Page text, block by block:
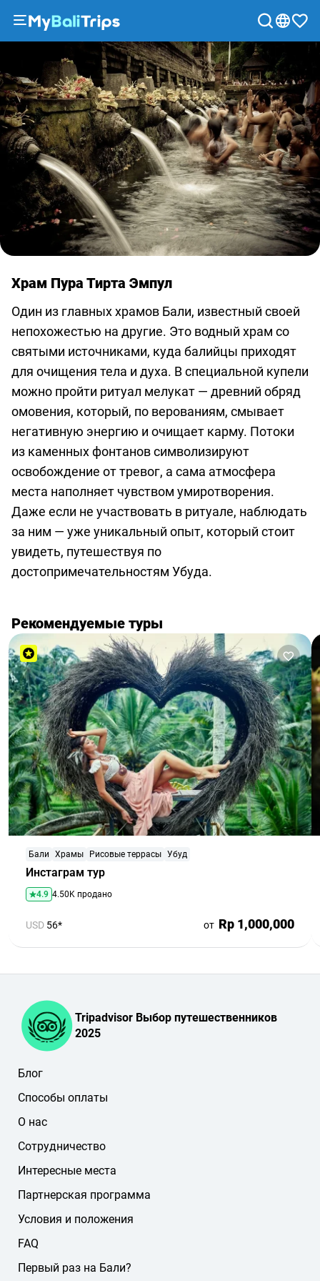
экскурсии
Блог
О
нас
Способы
оплаты
Партнерская
программа
Сотрудничество
турагентствами
Соглашение
о
предоставлении
услуг
Храм Пура Тирта Эмпул
Один из главных храмов Бали, известный своей
непохожестью на другие. Это водный храм со
святыми источниками, куда балийцы приходят
для очищения тела и духа. В специальной купели
можно пройти ритуал мелукат — древний обряд
омовения, который, по верованиям, смывает
негативную энергию и очищает карму. Потоки
из каменных фонтанов символизируют
освобождение от тревог, а сама атмосфера
места наполняет чувством умиротворения.
Даже если не участвовать в ритуале, наблюдать
за ним — уже уникальный опыт, который стоит
увидеть, путешествуя по
достопримечательностям Убуда.
Рекомендуемые туры
Инстаграм тур
Бали Храмы Рисовые террасы Убуд
4.9 4.50K продано
USD 56* от Rp 1,000,000
Tripadvisor Выбор путешественников
2025
Блог
Способы оплаты
О нас
Сотрудничество
Интересные места
Партнерская программа
Условия и положения
FAQ
Первый раз на Бали?